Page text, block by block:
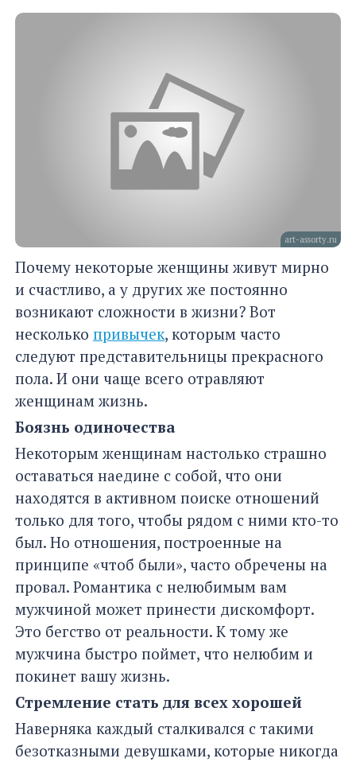
art-assorty.ru
Почему некоторые женщины живут мирно
и счастливо, а у других же постоянно
возникают сложности в жизни? Вот
несколько привычек, которым часто
следуют представительницы прекрасного
пола. И они чаще всего отравляют
женщинам жизнь.
Боязнь одиночества
Некоторым женщинам настолько страшно
оставаться наедине с собой, что они
находятся в активном поиске отношений
только для того, чтобы рядом с ними кто-то
был. Но отношения, построенные на
принципе «чтоб были», часто обречены на
провал. Романтика с нелюбимым вам
мужчиной может принести дискомфорт.
Это бегство от реальности. К тому же
мужчина быстро поймет, что нелюбим и
покинет вашу жизнь.
Стремление стать для всех хорошей
Наверняка каждый сталкивался с такими
безотказными девушками, которые никогда